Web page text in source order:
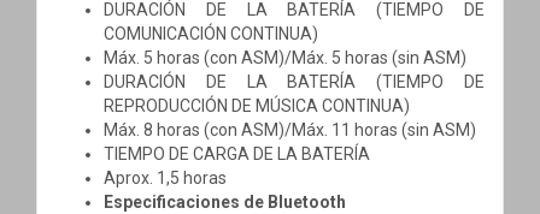
DURACIÓN DE LA BATERÍA (TIEMPO DE
COMUNICACIÓN CONTINUA)
Máx. 5 horas (con ASM)/Máx. 5 horas (sin ASM)
DURACIÓN DE LA BATERÍA (TIEMPO DE
REPRODUCCIÓN DE MÚSICA CONTINUA)
Máx. 8 horas (con ASM)/Máx. 11 horas (sin ASM)
TIEMPO DE CARGA DE LA BATERÍA
Aprox. 1,5 horas
Especificaciones de Bluetooth